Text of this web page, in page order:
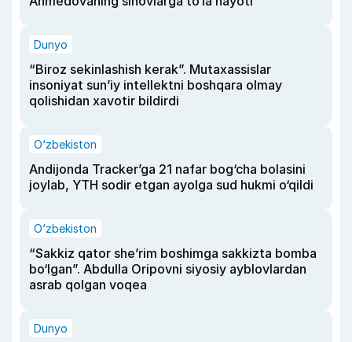
Dunyo
“Biroz sekinlashish kerak”. Mutaxassislar
insoniyat sun’iy intellektni boshqara olmay
qolishidan xavotir bildirdi
O‘zbekiston
Andijonda Tracker’ga 21 nafar bog‘cha bolasini
joylab, YTH sodir etgan ayolga sud hukmi o‘qildi
O‘zbekiston
“Sakkiz qator she’rim boshimga sakkizta bomba
bo‘lgan”. Abdulla Oripovni siyosiy ayblovlardan
asrab qolgan voqea
Dunyo